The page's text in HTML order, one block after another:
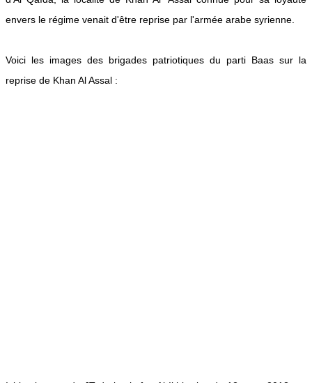
envers le régime venait d'être reprise par l'armée arabe syrienne.
Voici les images des brigades patriotiques du parti Baas sur la
reprise de Khan Al Assal :